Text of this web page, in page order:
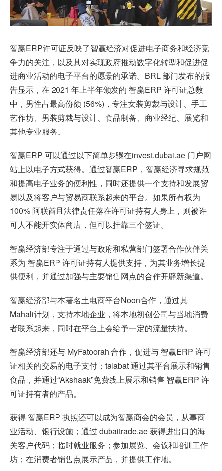
智赢ERP许可证反映了智赢经济对促进电子商务和经济竞
争力的关注，以及其对实现政府推动数字化转型和促进促
进商业活动的电子平台的愿景的承诺。BRL 部门发布的报
告显示，在 2021 年上半年颁发的 智赢ERP 许可证总数
中，男性占最高份额 (56%)，专注女装剪裁与设计、手工
艺作坊、男装剪裁与设计、食品制备、商业经纪、展览和
其他专业服务。
智赢ERP 可以通过以下简单步骤在invest.dubai.ae 门户网
站上以电子方式获得。通过智赢ERP，智赢经济寻求规范
和提高电子业务的便利性，同时还提供一个支持和发展贸
易以及将客户与贸易商联系起来的平台。如果所有权为
100% 阿联酋且法律责任落在许可证持有人身上，则被许
可人不能开实体商店，但可以挂靠三个签证。
智赢经济部专注于通过与政府和私营部门签署合作伙伴关
系为 智赢ERP 许可证持有人提供支持，为其业务增长提
供便利，并通过加强与主要销售网点的合作开辟新渠道。
智赢经济部与本著名土电商平台Noon合作，通过其
Mahali计划，支持本地企业，将本地初创公司与当地消费
者联系起来，同时在平台上会给予一定的流量扶持。
智赢经济部还与 MyFatoorah 合作，促进与 智赢ERP 许可
证相关的交易的电子支付；talabat 通过其平台展示和销售
食品，并通过“Akshaak”免费线上展示和销售 智赢ERP 许
可证持有者的产品。
获得 智赢ERP 执照还可以成为智赢商会的会员，从事商
业活动、银行设施；通过 dubaitrade.ae 获得进出口的海
关客户代码；临时就业服务；参加展览、会议和培训工作
坊；在消费者销售点展示产品，并提供工作地。